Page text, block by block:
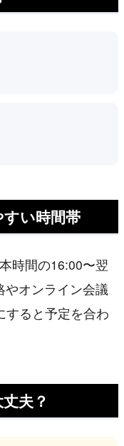
い時間帯
時間の16:00〜翌
やオンライン会議
すると予定を合わ
夫？